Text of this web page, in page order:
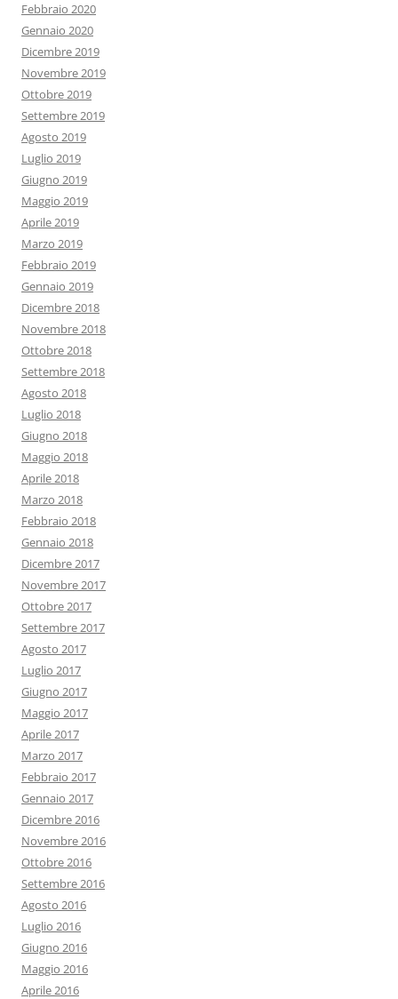
Febbraio 2020
Gennaio 2020
Dicembre 2019
Novembre 2019
Ottobre 2019
Settembre 2019
Agosto 2019
Luglio 2019
Giugno 2019
Maggio 2019
Aprile 2019
Marzo 2019
Febbraio 2019
Gennaio 2019
Dicembre 2018
Novembre 2018
Ottobre 2018
Settembre 2018
Agosto 2018
Luglio 2018
Giugno 2018
Maggio 2018
Aprile 2018
Marzo 2018
Febbraio 2018
Gennaio 2018
Dicembre 2017
Novembre 2017
Ottobre 2017
Settembre 2017
Agosto 2017
Luglio 2017
Giugno 2017
Maggio 2017
Aprile 2017
Marzo 2017
Febbraio 2017
Gennaio 2017
Dicembre 2016
Novembre 2016
Ottobre 2016
Settembre 2016
Agosto 2016
Luglio 2016
Giugno 2016
Maggio 2016
Aprile 2016